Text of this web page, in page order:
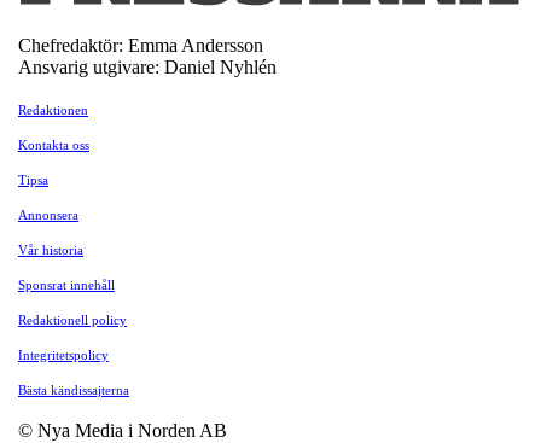
Chefredaktör: Emma Andersson
Ansvarig utgivare: Daniel Nyhlén
Redaktionen
Kontakta oss
Tipsa
Annonsera
Vår historia
Sponsrat innehåll
Redaktionell policy
Integritetspolicy
Bästa kändissajterna
© Nya Media i Norden AB